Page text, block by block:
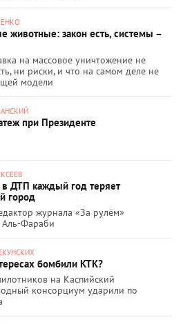
животные: закон есть, системы –
на массовое уничтожение не
ни риски, и что на самом деле не
модели
при Президенте
в ДТП каждый год теряет
город
журнала «За рулём»
Фараби
бомбили КТК?
на Каспийский
консорциум ударили по